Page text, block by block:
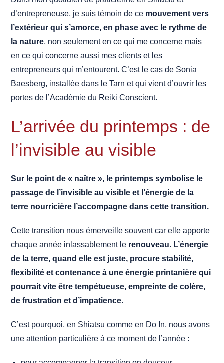
d’entrepreneuse, je suis témoin de ce mouvement vers
l’extérieur qui s’amorce, en phase avec le rythme de
la nature, non seulement en ce qui me concerne mais
en ce qui concerne aussi mes clients et les
entrepreneurs qui m’entourent. C’est le cas de Sonia
Baesberg, installée dans le Tarn et qui vient d’ouvrir les
portes de l’Académie du Reiki Conscient.
L’arrivée du printemps : de
l’invisible au visible
Sur le point de « naître », le printemps symbolise le
passage de l’invisible au visible et l’énergie de la
terre nourricière l’accompagne dans cette transition.
Cette transition nous émerveille souvent car elle apporte
chaque année inlassablement le renouveau. L’énergie
de la terre, quand elle est juste, procure stabilité,
flexibilité et contenance à une énergie printanière qui
pourrait vite être tempétueuse, empreinte de colère,
de frustration et d’impatience.
C’est pourquoi, en Shiatsu comme en Do In, nous avons
une attention particulière à ce moment de l’année :